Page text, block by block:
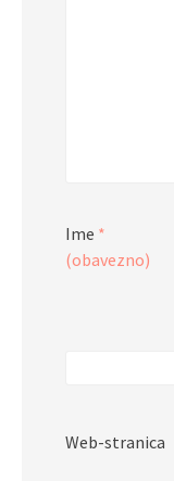
Ime *
(obavezno)
Web-stranica